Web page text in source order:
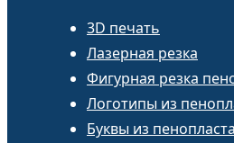
3D печать
Лазерная резка
Фигурная резка
Логотипы из
Буквы из пенопласта